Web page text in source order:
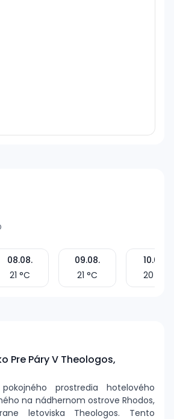
08.08.
21 °C
09.08.
21 °C
10.08.
20
Pre Páry V Theologos,
prostredia hotelového
na nádhernom ostrove Rhodos,
letoviska Theologos. Tento